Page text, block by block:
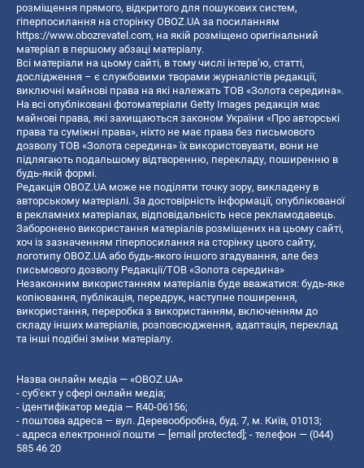
розміщення прямого, відкритого для пошукових систем,
гіперпосилання на сторінку OBOZ.UA за посиланням
https://www.obozrevatel.com, на якій розміщено оригінальний
матеріал в першому абзаці матеріалу.
Всі матеріали на цьому сайті, в тому числі інтерв’ю, статті,
дослідження – є службовими творами журналістів редакції,
виключні майнові права на які належать ТОВ «Золота середина».
На всі опубліковані фотоматеріали Getty Images редакція має
майнові права, які захищаються законом України «Про авторські
права та суміжні права», ніхто не має права без письмового
дозволу ТОВ «Золота середина» їх використовувати, вони не
підлягають подальшому відтворенню, перекладу, поширенню в
будь-якій формі.
Редакція OBOZ.UA може не поділяти точку зору, викладену в
авторському матеріалі. За достовірність інформації, опублікованої
в рекламних матеріалах, відповідальність несе рекламодавець.
Заборонено використання матеріалів розміщених на цьому сайті,
хоч із зазначенням гіперпосилання на сторінку цього сайту,
логотипу OBOZ.UA або будь-якого іншого згадування, але без
письмового дозволу Редакції/ТОВ «Золота середина»
Незаконним використанням матеріалів буде вважатися: будь-яке
копiювання, публiкацiя, передрук, наступне поширення,
використання, переробка з використанням, включенням до
складу інших матеріалів, розповсюдження, адаптація, переклад
та інші подібні зміни матеріалу.
Назва онлайн медіа — «OBOZ.UA»
- суб'єкт у сфері онлайн медіа;
- ідентифікатор медіа — R40-06156;
- поштова адреса — вул. Деревообробна, буд. 7, м. Київ, 01013;
- адреса електронної пошти — [email protected]; - телефон — (044)
585 46 20